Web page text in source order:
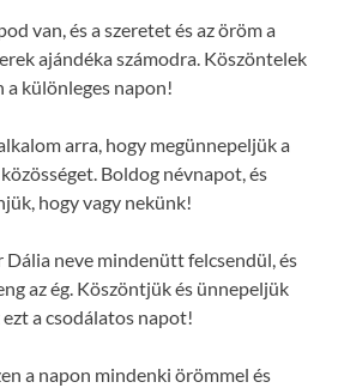
van, és a szeretet és az öröm a
ajándéka számodra. Köszöntelek
a különleges napon!
arra, hogy megünnepeljük a
Boldog névnapot, és
hogy vagy nekünk!
Dália neve mindenütt felcsendül, és
az ég. Köszöntjük és ünnepeljük
a csodálatos napot!
a napon mindenki örömmel és